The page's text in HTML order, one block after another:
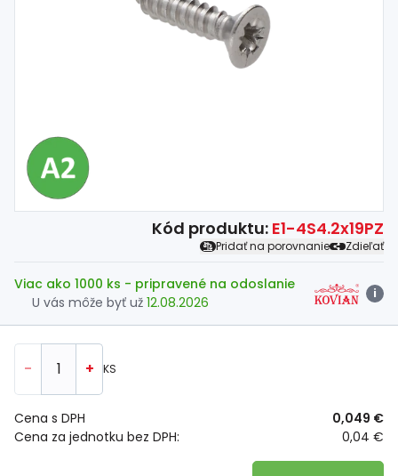
Kód produktu: E1-4S4.2x19PZ
Pridať na porovnanie Zdieľať
Viac ako 1000 ks - pripravené na odoslanie
U vás môže byť už 12.08.2026
i
- + KS
Cena za jednotku bez DPH: 0,04 €
Cena s DPH 0,049 €